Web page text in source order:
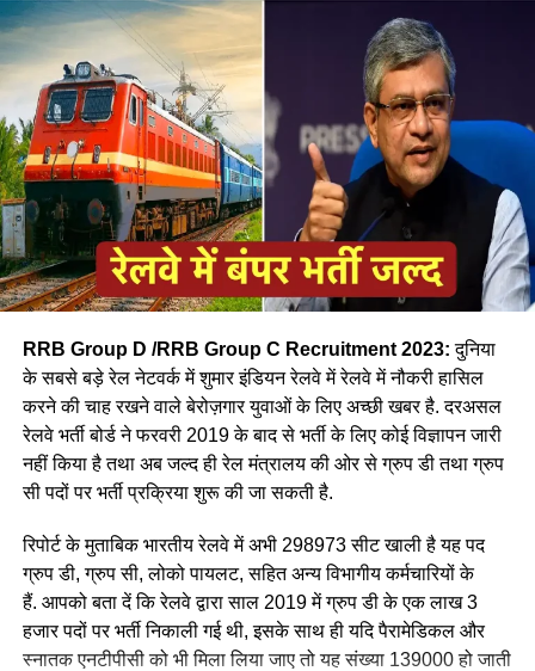
जॉब- नीलम
आपने अमूमन पुरुषों को ही रेल चलाते हुए देखा होगा लेकिन माथे पर लाल
बिंदी, भरी हुई मांग और हाथ में लाल चूड़ी पहने हुए महिला लोकों पायलेट
नीलम राथल रेल में सवार हजारों यात्रियों को सुरक्षित गंतव्य पहुंचाने की
रेलवे की सीनियर असिस्टेंट लोको पायलट नीलम बताती है कि जब वे
पेसीजर ट्रेन चलाती है तो कई लोग उन्हें देख कर हेरान रह जाते है कुछ
लड़कीया उन्हे देखकर काफी खुश भी होती है कि एक महिला ट्रेन चल रही
है।
RRB Group D /RRB Group C Recruitment 2023:दुनिया
के सबसे बड़े रेल नेटवर्क में शुमार इंडियन रेलवे में रेलवे में नौकरी हासिल
करने की चाह रखने वाले बेरोज़गार युवाओं के लिए अच्छी खबर है. दरअसल
रेलवे भर्ती बोर्ड ने फरवरी 2019 के बाद से भर्ती के लिए कोई विज्ञापन जारी
नहीं किया है तथा अब जल्द ही रेल मंत्रालय की ओर से ग्रुप डी तथा ग्रुप
सी पदों पर भर्ती प्रक्रिया शुरू की जा सकती है.
रिपोर्ट के मुताबिक भारतीय रेलवे में अभी 298973 सीट खाली है यह पद
ग्रुप डी, ग्रुप सी, लोको पायलट, सहित अन्य विभागीय कर्मचारियों के
हैं. आपको बता दें कि रेलवे द्वारा साल 2019 में ग्रुप डी के एक लाख 3
हजार पदों पर भर्ती निकाली गई थी, इसके साथ ही यदि पैरामेडिकल और
स्नातक एनटीपीसी को भी मिला लिया जाए तो यह संख्या 139000 हो जाती